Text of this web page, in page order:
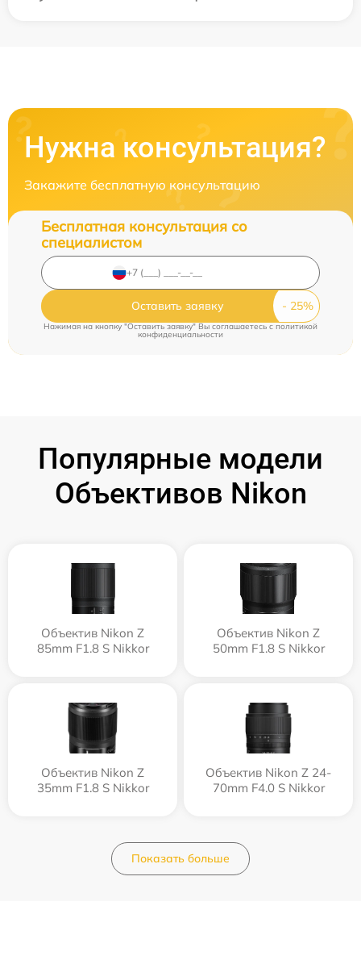
Нужна консультация?
Закажите бесплатную консультацию
Бесплатная консультация со
специалистом
Оставить заявку
Нажимая на кнопку "Оставить заявку" Вы соглашаетесь cполитикой
конфиденциальности
Популярные модели
Объективов Nikon
Объектив Nikon Z
85mm F1.8 S Nikkor
Объектив Nikon Z
50mm F1.8 S Nikkor
Объектив Nikon Z
35mm F1.8 S Nikkor
Объектив Nikon Z 24-
70mm F4.0 S Nikkor
Показать больше